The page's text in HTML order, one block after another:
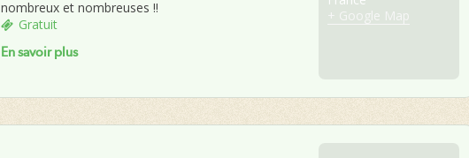
nombreux et nombreuses !!
Gratuit
En savoir plus
+ Google Map